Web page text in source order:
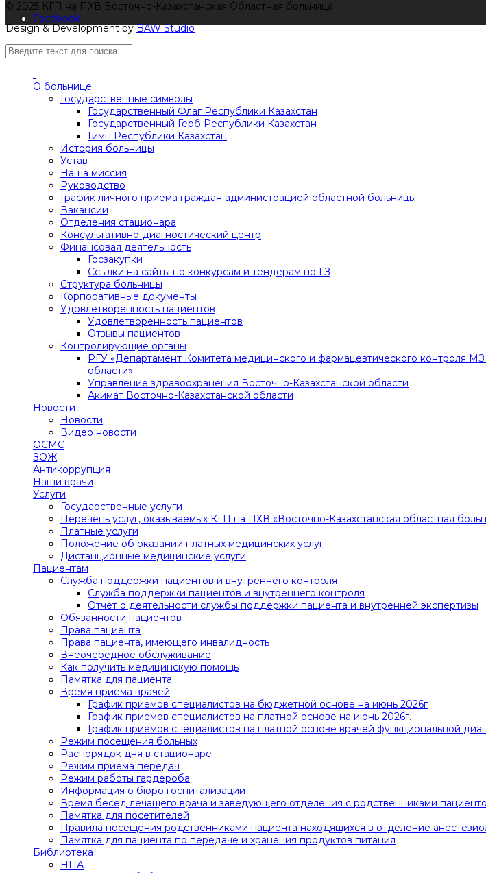
Facebook
© 2025 КГП на ПХВ Восточно-Казахстанская Областная больница
Design & Development byBAW Studio
О больнице
Государственные символы
Государственный Флаг Республики Казахстан
Государственный Герб Республики Казахстан
Гимн Республики Казахстан
История больницы
Устав
Наша миссия
Руководство
График личного приема граждан администрацией областной больницы
Вакансии
Отделения стационара
Консультативно-диагностический центр
Финансовая деятельность
Госзакупки
Ссылки на сайты по конкурсам и тендерам по ГЗ
Структура больницы
Корпоративные документы
Удовлетворенность пациентов
Удовлетворенность пациентов
Отзывы пациентов
Контролирующие органы
РГУ «Департамент Комитета медицинского и фармацевтического контроля
области»
Управление здравоохранения Восточно-Казахстанской области
Акимат Восточно-Казахстанской области
Новости
Новости
Видео новости
ОСМС
ЗОЖ
Антикоррупция
Наши врачи
Услуги
Государственные услуги
Перечень услуг, оказываемых КГП на ПХВ «Восточно-Казахстанская областная
Платные услуги
Положение об оказании платных медицинских услуг
Дистанционные медицинские услуги
Пациентам
Служба поддержки пациентов и внутреннего контроля
Служба поддержки пациентов и внутреннего контроля
Отчет о деятельности службы поддержки пациента и внутренней экспертизы
Обязанности пациентов
Права пациента
Права пациента, имеющего инвалидность
Внеочередное обслуживание
Как получить медицинскую помощь
Памятка для пациента
Время приема врачей
График приемов специалистов на бюджетной основе на июнь 2026г
График приемов специалистов на платной основе на июнь 2026г.
График приемов специалистов на платной основе врачей функциональной
Режим посещения больных
Распорядок дня в стационаре
Режим приема передач
Режим работы гардероба
Информация о бюро госпитализации
Время бесед лечащего врача и заведующего отделения с родственниками
Памятка для посетителей
Правила посещения родственниками пациента находящихся в отделение
Памятка для пациента по передаче и хранения продуктов питания
Библиотека
НПА